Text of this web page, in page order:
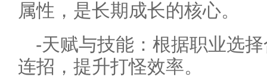
属性，是长期成长的核心。
-天赋与技能：根据职业选
连招，提升打怪效率。